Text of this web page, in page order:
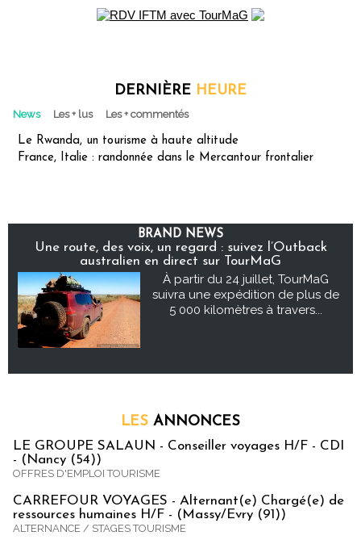
DERNIÈRE HEURE
News Les + lus Les + commentés
Le Rwanda, un tourisme à haute altitude
France, Italie : randonnée dans le Mercantour frontalier
BRAND NEWS
Une route, des voix, un regard : suivez l’Outback
australien en direct sur TourMaG
À partir du 24 juillet, TourMaG
suivra une expédition de plus de
5 000 kilomètres à travers...
LES ANNONCES
LE GROUPE SALAUN - Conseiller voyages H/F - CDI
- (Nancy (54))
OFFRES D'EMPLOI TOURISME
CARREFOUR VOYAGES - Alternant(e) Chargé(e) de
ressources humaines H/F - (Massy/Evry (91))
ALTERNANCE / STAGES TOURISME